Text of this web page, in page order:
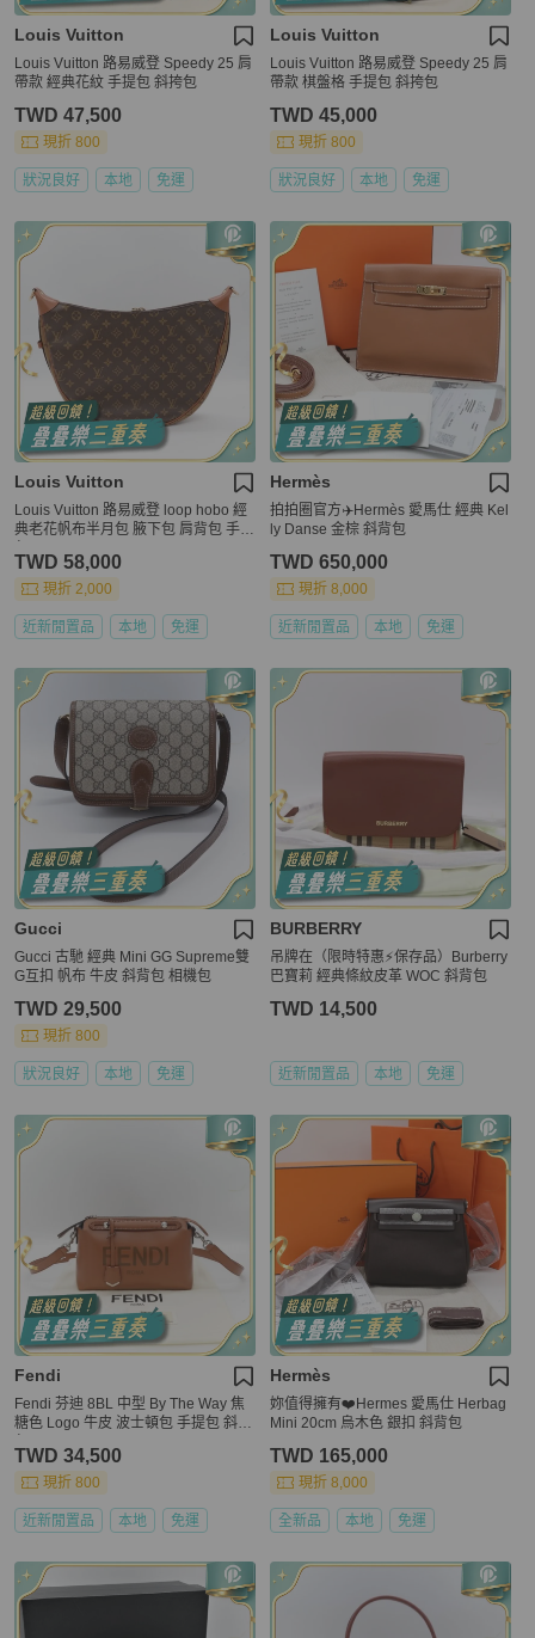
Louis Vuitton
Louis Vuitton 路易威登 Speedy 25 肩
帶款 經典花紋 手提包 斜挎包
TWD 47,500
現折 800
狀況良好 本地 免運
Louis Vuitton
Louis Vuitton 路易威登 Speedy 25 肩
帶款 棋盤格 手提包 斜挎包
TWD 45,000
現折 800
狀況良好 本地 免運
Louis Vuitton
Louis Vuitton 路易威登 loop hobo 經
典老花帆布半月包 腋下包 肩背包 手提
TWD 58,000
現折 2,000
近新閒置品 本地 免運
Hermès
拍拍圈官方✈️Hermès 愛馬仕 經典 Kel
ly Danse 金棕 斜背包
TWD 650,000
現折 8,000
近新閒置品 本地 免運
Gucci
Gucci 古馳 經典 Mini GG Supreme雙
G互扣 帆布 牛皮 斜背包 相機包
TWD 29,500
現折 800
狀況良好 本地 免運
BURBERRY
吊牌在（限時特惠⚡️保存品）Burberry
巴寶莉 經典條紋皮革 WOC 斜背包
TWD 14,500
近新閒置品 本地 免運
Fendi
Fendi 芬迪 8BL 中型 By The Way 焦
糖色 Logo 牛皮 波士頓包 手提包 斜挎
TWD 34,500
現折 800
近新閒置品 本地 免運
Hermès
妳值得擁有❤️Hermes 愛馬仕 Herbag
Mini 20cm 烏木色 銀扣 斜背包
TWD 165,000
現折 8,000
全新品 本地 免運